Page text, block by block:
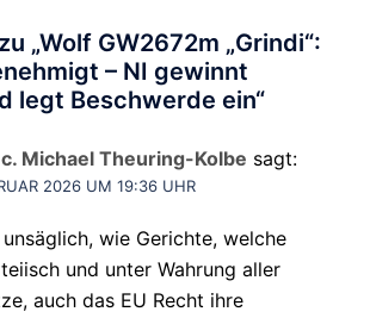
„Wolf GW2672m „Grindi“:
– NI gewinnt
legt Beschwerde ein“
c. Michael Theuring-Kolbe sagt:
2026 UM 19:36 UHR
wie Gerichte, welche
und unter Wahrung aller
auch das EU Recht ihre